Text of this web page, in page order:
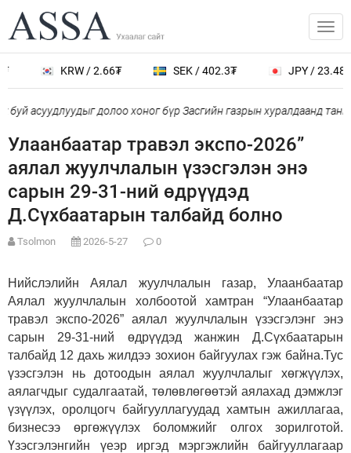
KRW / 2.66₮ SEK / 402.3₮ JPY / 23.48₮
асуудлуудыг долоо хоног бүр Засгийн газрын хуралдаанд
Улаанбаатар травэл экспо-2026”
аялал жуулчлалын үзэсгэлэн энэ
сарын 29-31-ний өдрүүдэд
Д.Сүхбаатарын талбайд болно
Tsolmon 2026-5-27 0
Нийслэлийн Аялал жуулчлалын газар, Улаанбаатар
Аялал жуулчлалын холбоотой хамтран “Улаанбаатар
травэл экспо-2026” аялал жуулчлалын үзэсгэлэнг энэ
сарын 29-31-ний өдрүүдэд жанжин Д.Сүхбаатарын
талбайд 12 дахь жилдээ зохион байгуулах гэж байна.Тус
үзэсгэлэн нь дотоодын аялал жуулчлалыг хөгжүүлэх,
аялагчдыг судалгаатай, төлөвлөгөөтэй аялахад дэмжлэг
үзүүлэх, оролцогч байгууллагуудад хамтын ажиллагаа,
бизнесээ өргөжүүлэх боломжийг олгох зорилготой.
Үзэсгэлэнгийн үеэр иргэд мэргэжлийн байгууллагаар